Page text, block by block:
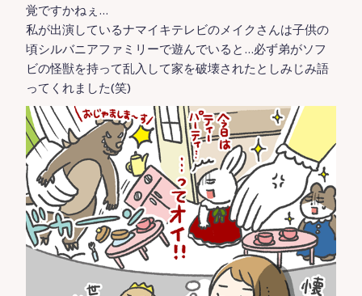
覚ですかねぇ…
私が出演しているナマイキテレビのメイクさんは子供の
頃シルバニアファミリーで遊んでいると…必ず弟がソフ
ビの怪獣を持って乱入して家を破壊されたとしみじみ語
ってくれました(笑)